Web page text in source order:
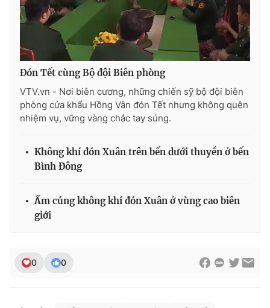
Ðiện thoại Thời báo VTV:
024.66 897 897
Email:
toasoan@vtv.vn
Liên hệ quảng cáo:
024-7300.7108
® Cấm sao chép dưới mọi hình thức nếu không có sự chấp
thuận bằng văn bản. Ghi rõ nguồn VTV.vn khi phát hành lại
Đón Tết cùng Bộ đội Biên phòng
VTV.vn - Nơi biên cương, những chiến sỹ bộ đội biên
phòng cửa khẩu Hồng Vân đón Tết nhưng không quên
nhiệm vụ, vững vàng chắc tay súng.
Không khí đón Xuân trên bến dưới thuyền ở bến
Bình Đông
Ấm cúng không khí đón Xuân ở vùng cao biên
giới
0 0